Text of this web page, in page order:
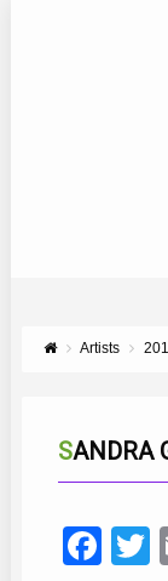
Artists
SANDRA